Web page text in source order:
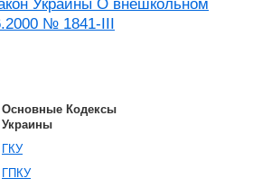
Украины О внешкольном
№ 1841-III
Основные Кодексы
Украины
ГКУ
ГПКУ